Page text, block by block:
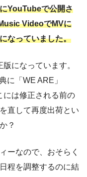
YouTubeで公開さ
VideoでMVに
なっていました。
になっています。
に「WE ARE」
には修正される前の
直して再度出荷とい
？
ーなので、おそらく
程を調整するのに結